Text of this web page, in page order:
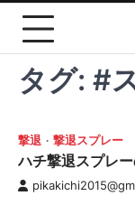
タグ: #
撃退 撃退スプレー
ハチ撃退スプレ